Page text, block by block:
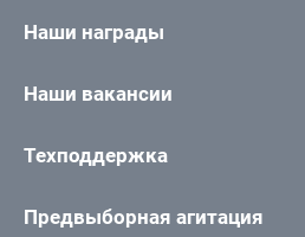
Наши награды
Наши вакансии
Техподдержка
Предвыборная агитация